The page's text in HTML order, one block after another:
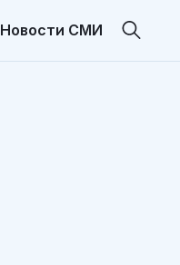
Новости СМИ